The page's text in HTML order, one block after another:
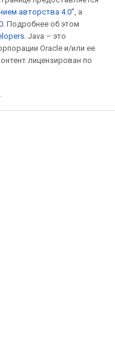
авторства 4.0", а
. Подробнее об этом
. Java – это
Oracle и/или ее
лицензирован по